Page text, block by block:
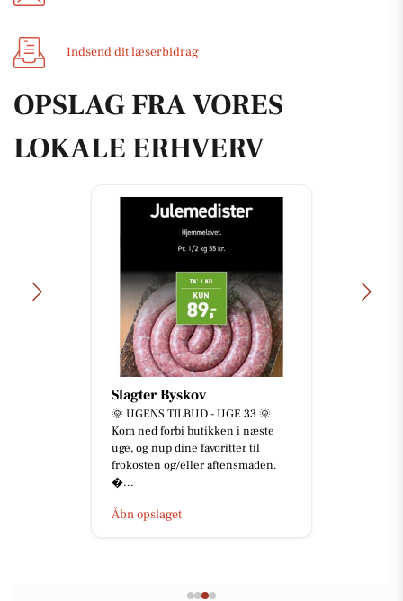
Indsend dit læserbidrag
OPSLAG FRA VORES
LOKALE ERHVERV
Slagter Byskov
🌞 UGENS TILBUD - UGE 33 🌞
Kom ned forbi butikken i næste
uge, og nup dine favoritter til
frokosten og/eller aftensmaden.
...
Åbn opslaget